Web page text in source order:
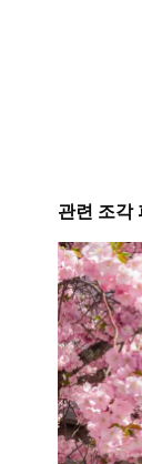
관련 조각